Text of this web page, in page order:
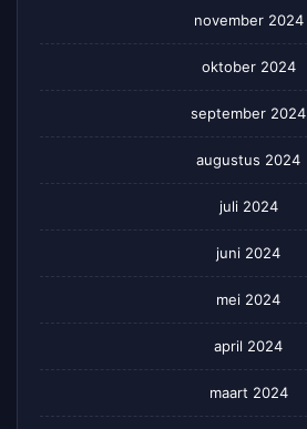
november 2024
oktober 2024
september 2024
augustus 2024
juli 2024
juni 2024
mei 2024
april 2024
maart 2024